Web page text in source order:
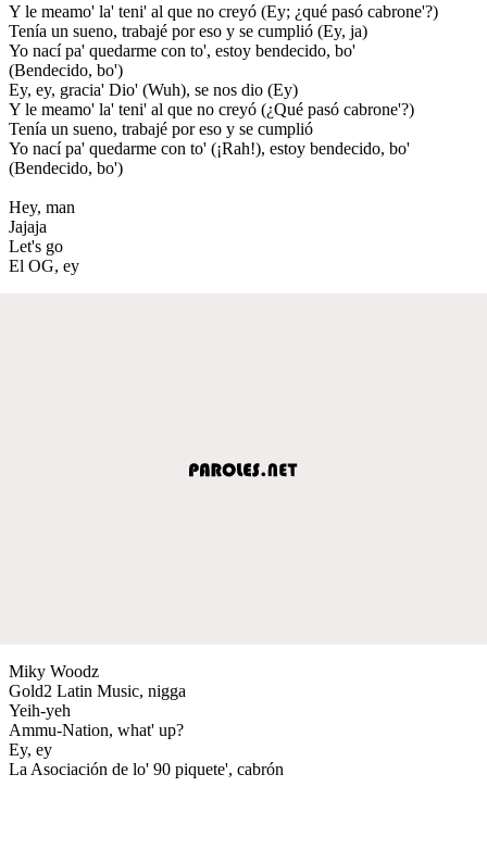
Y le meamo' la' teni' al que no creyó (Ey; ¿qué pasó cabrone'?)
Tenía un sueno, trabajé por eso y se cumplió (Ey, ja)
Yo nací pa' quedarme con to', estoy bendecido, bo'
(Bendecido, bo')
Ey, ey, gracia' Dio' (Wuh), se nos dio (Ey)
Y le meamo' la' teni' al que no creyó (¿Qué pasó cabrone'?)
Tenía un sueno, trabajé por eso y se cumplió
Yo nací pa' quedarme con to' (¡Rah!), estoy bendecido, bo'
(Bendecido, bo')
Hey, man
Jajaja
Let's go
El OG, ey
Miky Woodz
Gold2 Latin Music, nigga
Yeih-yeh
Ammu-Nation, what' up?
Ey, ey
La Asociación de lo' 90 piquete', cabrón